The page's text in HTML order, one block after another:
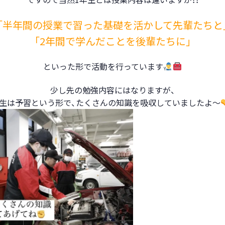
半年間の授業で習った基礎を活かして先輩たちと
「2年間で学んだことを後輩たちに」
といった形で活動を行っています
少し先の勉強内容にはなりますが、
は予習という形で、たくさんの知識を吸収していましたよ～